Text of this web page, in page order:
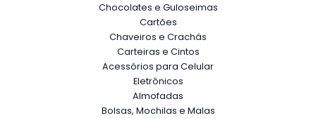
Chocolates e Guloseimas
Cartões
Chaveiros e Crachás
Carteiras e Cintos
Acessórios para Celular
Eletrônicos
Almofadas
Bolsas, Mochilas e Malas